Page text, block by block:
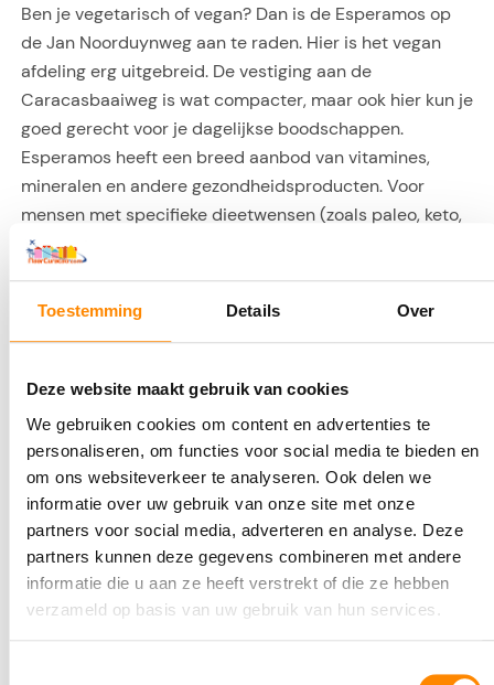
Toestemming Details Over
Deze website maakt gebruik van cookies
We gebruiken cookies om content en advertenties te
personaliseren, om functies voor social media te bieden en
om ons websiteverkeer te analyseren. Ook delen we
informatie over uw gebruik van onze site met onze
partners voor social media, adverteren en analyse. Deze
partners kunnen deze gegevens combineren met andere
informatie die u aan ze heeft verstrekt of die ze hebben
verzameld op basis van uw gebruik van hun services.
Ben je vegetarisch of vegan? Dan is de Esperamos op
de Jan Noorduynweg aan te raden. Hier is het vegan
afdeling erg uitgebreid. De vestiging aan de
Caracasbaaiweg is wat compacter, maar ook hier kun je
goed gerecht voor je dagelijkse boodschappen.
Esperamos heeft een breed aanbod van vitamines,
mineralen en andere gezondheidsproducten. Voor
mensen met specifieke dieetwensen (zoals paleo, keto,
of veganistisch) hebben ze vaak passende producten.
zijn. Zo hebben ruim 30 biersoorten in het assortiment.
Carrefour (Sambil)